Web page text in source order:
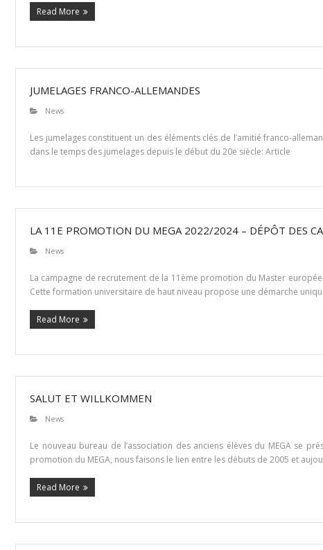
Read More
JUMELAGES FRANCO-ALLEMANDES
News
Les jumelages constituent un des éléments clés de l’amitié franco-
dans le temps des jumelages depuis le début du 20e siècle: Article
LA 11E PROMOTION DU MEGA 2022/2024 – DÉPÔT DES
News
La campagne de recrutement de la 11ème promotion du Master
Cette formation universitaire de haut niveau propose une démarche
Read More
SALUT ET WILLKOMMEN
News
Le nouveau bureau de l’association des anciens élèves du MEGA se
promotion du MEGA, nous faisons le lien entre les débuts de 2005 et
Read More